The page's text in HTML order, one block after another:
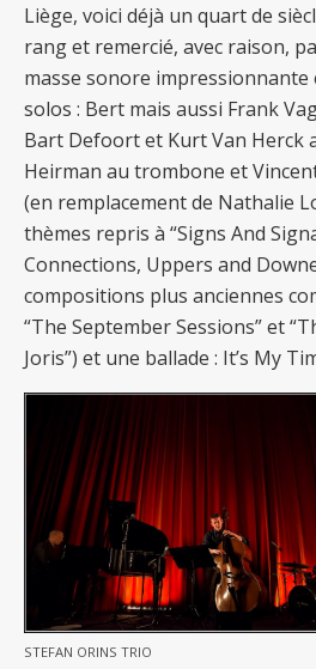
Liège, voici déjà un quart de
rang et remercié, avec raison,
masse sonore
solos : Bert mais aussi Frank
Bart Defoort et Kurt Van Herck
Heirman au trombone et
(en remplacement de Nathalie
thèmes repris à “Signs And
Connections, Uppers and
compositions plus anciennes
“The September Sessions” et
Joris”) et une ballade : It’s My
STEFAN ORINS TRIO